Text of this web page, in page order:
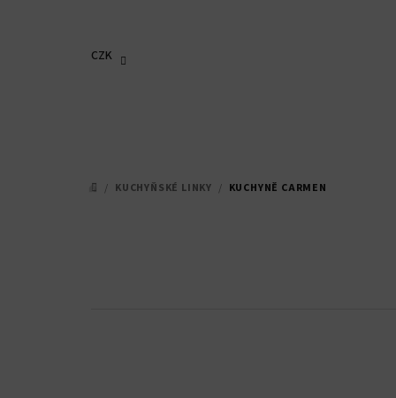
CZK
DOMŮ
/ KUCHYŇSKÉ LINKY / KUCHYNĚ CARMEN